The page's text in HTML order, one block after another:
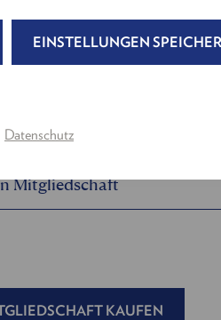
EINSTELLUNGEN
Datenschutz
Mitgliedschaft
KAUFEN